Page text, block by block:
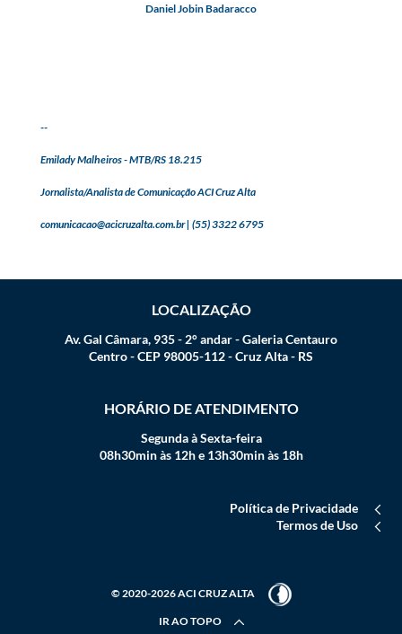
Daniel Jobin Badaracco
--
Emilady Malheiros - MTB/RS 18.215
Jornalista/Analista de Comunicação ACI Cruz Alta
comunicacao@acicruzalta.com.br | (55) 3322 6795
LOCALIZAÇÃO
Av. Gal Câmara, 935 - 2° andar - Galeria Centauro
Centro - CEP 98005-112 - Cruz Alta - RS
HORÁRIO DE ATENDIMENTO
Segunda à Sexta-feira
08h30min às 12h e 13h30min às 18h
Política de Privacidade
Termos de Uso
© 2020-2026 ACI CRUZ ALTA
IR AO TOPO